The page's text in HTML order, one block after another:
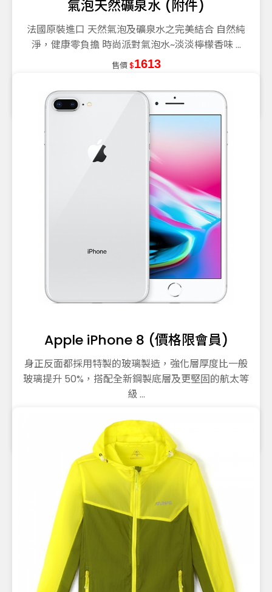
氣泡天然礦泉水 (附件)
法國原裝進口 天然氣泡及礦泉水之完美結合 自然純
淨，健康零負擔 時尚派對氣泡水~淡淡檸檬香味 ...
售價$1613
Apple iPhone 8 (價格限會員)
身正反面都採用特製的玻璃製造，強化層厚度比一般
玻璃提升 50%，搭配全新鋼製底層及更堅固的航太等
級 ...